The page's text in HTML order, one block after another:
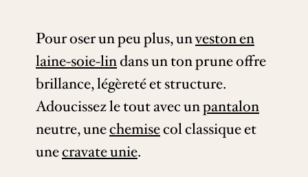
Pour oser un peu plus, unveston en
laine-soie-lindans un ton prune offre
brillance, légèreté et structure.
Adoucissez le tout avec unpantalon
neutre, unechemisecol classique et
unecravate unie.